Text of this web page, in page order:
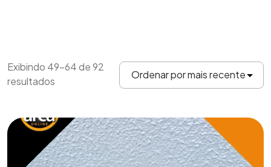
Exibindo 49–64 de 92
resultados